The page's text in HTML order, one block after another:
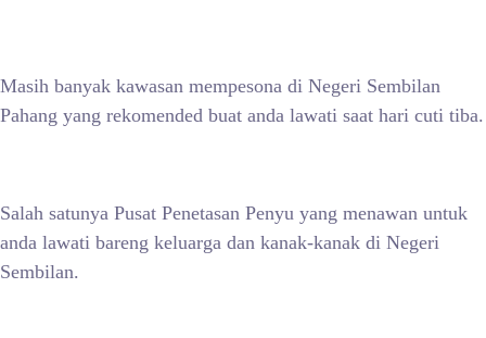
Masih banyak kawasan mempesona di Negeri Sembilan
Pahang yang rekomended buat anda lawati saat hari cuti tiba.
Salah satunya Pusat Penetasan Penyu yang menawan untuk
anda lawati bareng keluarga dan kanak-kanak di Negeri
Sembilan.